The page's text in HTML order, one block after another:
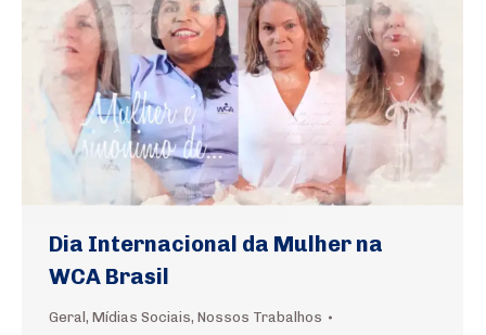
Dia Internacional da Mulher na
WCA Brasil
Geral , Mídias Sociais, Nossos Trabalhos